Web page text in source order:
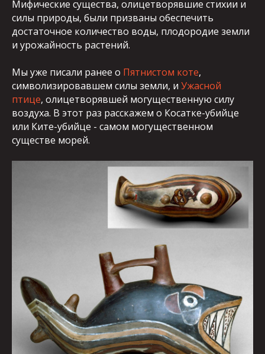
Мифические существа, олицетворявшие стихии и
силы природы, были призваны обеспечить
достаточное количество воды, плодородие земли
и урожайность растений.
Мы уже писали ранее о Пятнистом коте,
символизировавшем силы земли, и Ужасной
птице, олицетворявшей могущественную силу
воздуха. В этот раз расскажем о Косатке-убийце
или Ките-убийце - самом могущественном
существе морей.